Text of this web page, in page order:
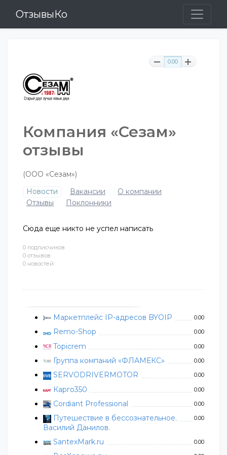
ОтзывыКо
0 подписчиков
0 отзывов
0 новостей
Маркетплейс IP-адресов BYOIP 0.00
Remo-Shop 0.00
Topicrem 0.00
Группа компаний «ФЛАМЕКС» 0.00
SERVODRIVERMOTOR 0.00
Карго350 0.00
Cordiant Professional 0.00
Путешествие в бессознательное.
Василий Данилов.
0.00
SantexMark.ru 0.00
0.00
Компания «Сезам»
отзывы
(ООО «Сезам»)
Новости
Вакансии
О компании
Отзывы
Поклонники
Сюда еще никто не успел написать